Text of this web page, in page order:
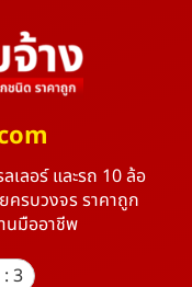
เลอร์ และรถ 10 ล้อ
รบวงจร ราคาถูก
นมืออาชีพ
3